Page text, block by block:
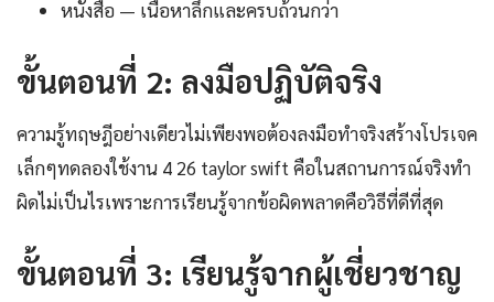
หนังสือ — เนื้อหาลึกและครบถ้วนกว่า
ขั้นตอนที่ 2: ลงมือปฏิบัติจริง
ความรู้ทฤษฎีอย่างเดียวไม่เพียงพอต้องลงมือทำจริงสร้างโปรเจค
เล็กๆทดลองใช้งาน 4 26 taylor swift คือในสถานการณ์จริงทำ
ผิดไม่เป็นไรเพราะการเรียนรู้จากข้อผิดพลาดคือวิธีที่ดีที่สุด
ขั้นตอนที่ 3: เรียนรู้จากผู้เชี่ยวชาญ